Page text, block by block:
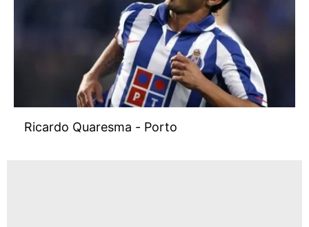
Ricardo Quaresma - Porto